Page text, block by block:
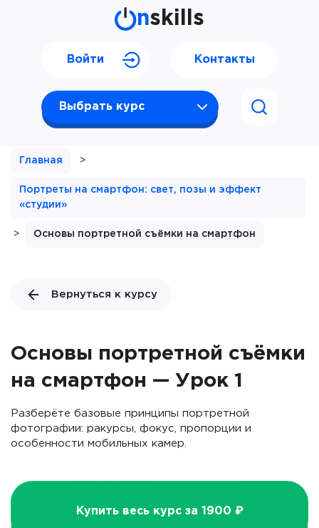
nskills
Выбрать курс
Войти Контакты
Главная >
Портреты на смартфон: свет, позы и эффект
«студии»
> Основы портретной съёмки на смартфон
Вернуться к курсу
Основы портретной съёмки
на смартфон — Урок 1
Разберёте базовые принципы портретной
фотографии: ракурсы, фокус, пропорции и
особенности мобильных камер.
Купить весь курс за 1900 ₽